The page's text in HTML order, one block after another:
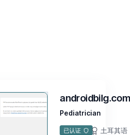
Pediatrician
已认证 土耳其语